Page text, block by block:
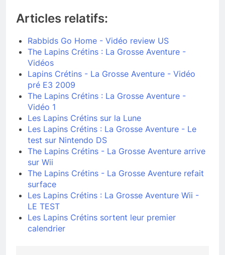
Articles relatifs:
Rabbids Go Home - Vidéo review US
The Lapins Crétins : La Grosse Aventure -
Vidéos
Lapins Crétins - La Grosse Aventure - Vidéo
pré E3 2009
The Lapins Crétins : La Grosse Aventure -
Vidéo 1
Les Lapins Crétins sur la Lune
Les Lapins Crétins : La Grosse Aventure - Le
test sur Nintendo DS
The Lapins Crétins - La Grosse Aventure arrive
sur Wii
The Lapins Crétins - La Grosse Aventure refait
surface
Les Lapins Crétins : La Grosse Aventure Wii -
LE TEST
Les Lapins Crétins sortent leur premier
calendrier